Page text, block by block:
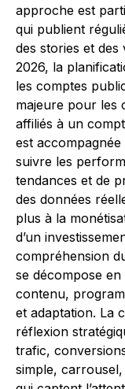
approche est
qui publient
des stories et des
2026, la
les comptes
majeure pour les
affiliés à un
est
suivre les
tendances et de
des données
plus à la
d’un
compréhension
se décompose
contenu,
et adaptation. La
réflexion
trafic,
simple,